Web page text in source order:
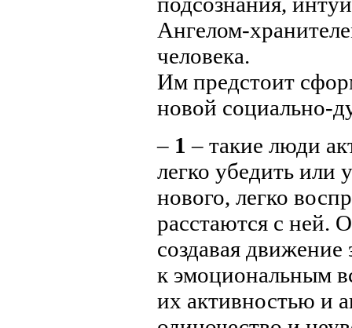
Ангелом-
человека.
Им предстоит
новой социально-
– 1 – такие люди
легко убедить или
нового, легко
расстаются с ней.
создавая
к эмоциональным
их активностью и